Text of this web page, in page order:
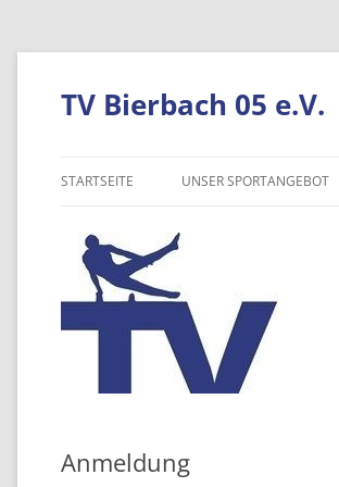
TV Bierbach 05 e.V.
STARTSEITE UNSER SPORTANGEBOT
VOLLEYBALL
NORDIC WALKING
Anmeldung